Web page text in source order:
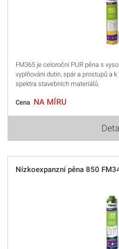
FM365 je celoroční PUR pěna s
vyplňování dutin, spár a prostupů a
spektra stavebních materiálů.
Cena NA MÍRU
Nízkoexpanzní pěna 850